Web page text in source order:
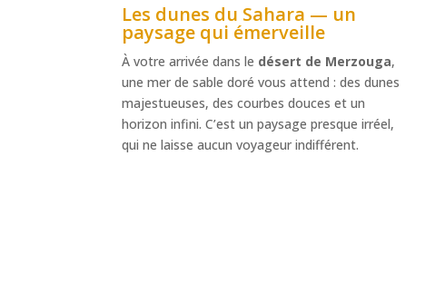
Les dunes du Sahara — un
paysage qui émerveille
À votre arrivée dans le désert de Merzouga,
une mer de sable doré vous attend : des dunes
majestueuses, des courbes douces et un
horizon infini. C’est un paysage presque irréel,
qui ne laisse aucun voyageur indifférent.